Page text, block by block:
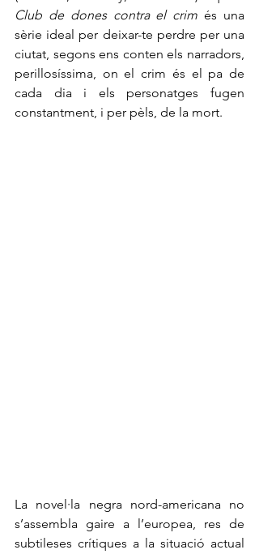
Club de dones contra el crim és una
sèrie ideal per deixar-te perdre per una
ciutat, segons ens conten els narradors,
perillosíssima, on el crim és el pa de
cada dia i els personatges fugen
constantment, i per pèls, de la mort.
La novel·la negra nord-americana no
s’assembla gaire a l’europea, res de
subtileses crítiques a la situació actual